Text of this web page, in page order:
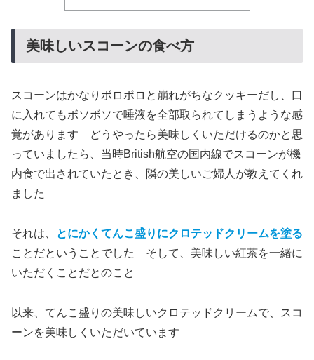
美味しいスコーンの食べ方
スコーンはかなりボロボロと崩れがちなクッキーだし、口
に入れてもボソボソで唾液を全部取られてしまうような感
覚があります どうやったら美味しくいただけるのかと思
っていましたら、当時British航空の国内線でスコーンが機
内食で出されていたとき、隣の美しいご婦人が教えてくれ
ました
それは、
とにかくてんこ盛りにクロテッドクリームを塗る
ことだということでした そして、美味しい紅茶を一緒に
いただくことだとのこと
以来、てんこ盛りの美味しいクロテッドクリームで、スコ
ーンを美味しくいただいています